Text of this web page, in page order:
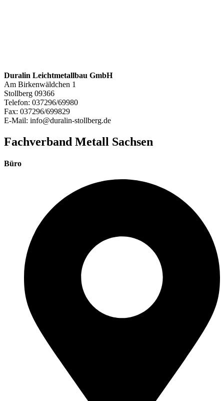
Duralin Leichtmetallbau GmbH
Am Birkenwäldchen 1
Stollberg 09366
Telefon: 037296/69980
Fax: 037296/699829
E-Mail: info@duralin-stollberg.de
Fachverband Metall Sachsen
Büro